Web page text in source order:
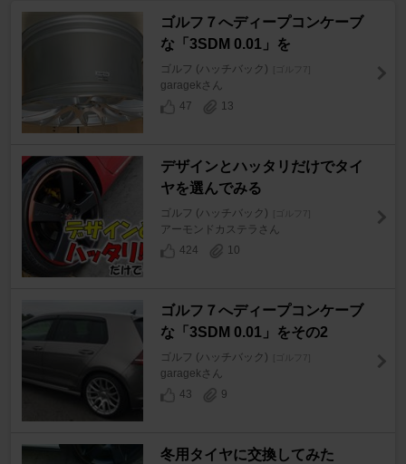
ゴルフ７へディープコンケーブ
な「3SDM 0.01」を
ゴルフ (ハッチバック) [ゴルフ7]
garagekさん
47
13
デザインとハッタリだけでタイ
ヤを選んでみる
ゴルフ (ハッチバック) [ゴルフ7]
アーモンドカステラさん
424
10
ゴルフ７へディープコンケーブ
な「3SDM 0.01」をその2
ゴルフ (ハッチバック) [ゴルフ7]
garagekさん
43
9
冬用タイヤに交換してみた